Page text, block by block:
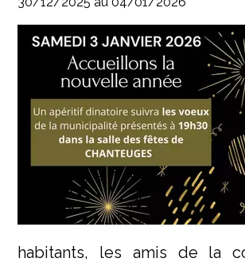
habitants, les amis de la